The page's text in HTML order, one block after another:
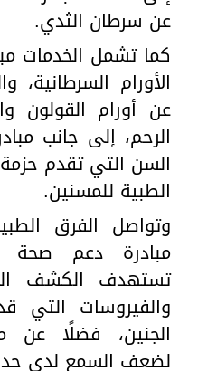
عن سرطان الثدي.
كما تشمل الخدمات
الأورام
عن أورام القولون
الرحم، إلى جانب
السن التي تقدم
الطبية للمسنين.
وتواصل الفرق
مبادرة دعم صحة
تستهدف الكشف
والفيروسات التي
الجنين، فضلًا عن
لضعف السمع لدى